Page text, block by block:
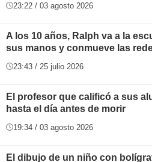
23:22 / 03 agosto 2026
A los 10 años, Ralph va a la
sus manos y conmueve las
23:43 / 25 julio 2026
El profesor que calificó a sus
hasta el día antes de morir
19:34 / 03 agosto 2026
El dibujo de un niño con